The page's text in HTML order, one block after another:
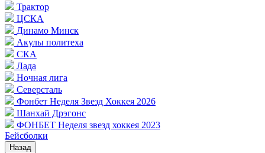
Трактор
ЦСКА
Динамо Минск
Акулы политеха
СКА
Лада
Ночная лига
Северсталь
Фонбет Неделя Звезд Хоккея 2026
Шанхай Дрэгонс
ФОНБЕТ Неделя звезд хоккея 2023
Бейсболки
Назад